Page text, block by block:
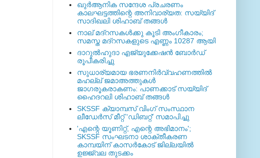
ഖുര്‍ആനിക സന്ദേശ പ്രചരണം
കാലഘട്ടത്തിന്റെ അനിവാര്യത: സയ്യിദ്
സാദിഖലി ശിഹാബ് തങ്ങള്‍
നാല് മദ്‌റസകള്‍ക്കു കൂടി അംഗീകാരം;
സമസ്ത മദ്‌റസകളുടെ എണ്ണം 10287 ആയി
ദാറുല്‍ഹുദാ എജ്യുക്കേഷന്‍ ബോര്‍ഡ്
രൂപീകരിച്ചു
സുധാര്യമായ ഭരണനിര്‍വ്വഹണത്തില്‍
മഹല്ല് ജമാഅത്തുകള്‍
ജാഗരൂകരാകണം: പാണക്കാട് സയ്യിദ്
ഹൈദറലി ശിഹാബ് തങ്ങള്‍
SKSSF ക്യാമ്പസ് വിംഗ് സംസ്ഥാന
ലീഡേർസ് മീറ്റ് 'ഡിബറ്റ്' സമാപിച്ചു
'എന്റെ യൂണിറ്റ്, എന്റെ അഭിമാനം';
SKSSF സംഘടനാ ശാക്തീകരണ
കാമ്പയിന് കാസര്‍കോട് ജില്ലയില്‍
ഉജ്ജ്വല തുടക്കം